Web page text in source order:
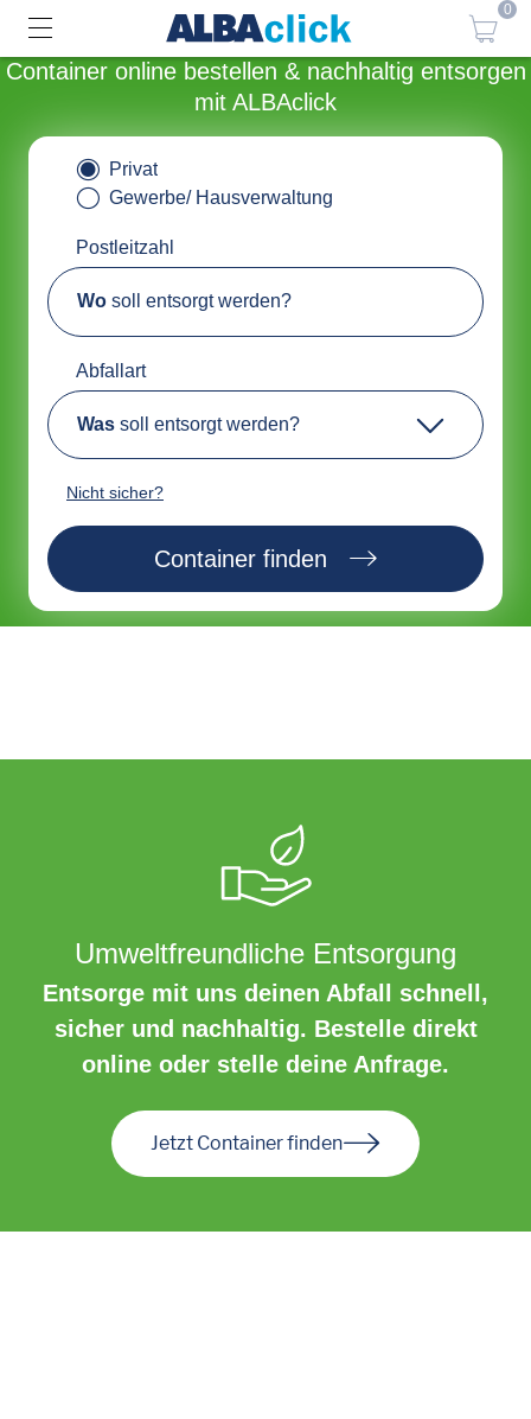
0
Container online bestellen & nachhaltig entsorgen
mit ALBAclick
Privat
Gewerbe/ Hausverwaltung
Postleitzahl
Wo soll entsorgt werden?
Abfallart
Was soll entsorgt werden?
Nicht sicher?
Container finden
Umweltfreundliche Entsorgung
Entsorge mit uns deinen Abfall schnell,
sicher und nachhaltig. Bestelle direkt
online oder stelle deine Anfrage.
Jetzt Container finden